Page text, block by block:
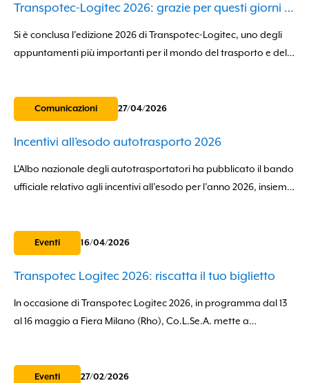
Transpotec-Logitec 2026: grazie per questi giorni insieme
Si è conclusa l’edizione 2026 di Transpotec-Logitec, uno degli
appuntamenti più importanti per il mondo del trasporto e della
Comunicazioni 27/04/2026
Incentivi all’esodo autotrasporto 2026
L’Albo nazionale degli autotrasportatori ha pubblicato il bando
ufficiale relativo agli incentivi all’esodo per l’anno 2026, insieme
Eventi 16/04/2026
Transpotec Logitec 2026: riscatta il tuo biglietto
In occasione di Transpotec Logitec 2026, in programma dal 13
al 16 maggio a Fiera Milano (Rho), Co.L.Se.A. mette a
Eventi 27/02/2026